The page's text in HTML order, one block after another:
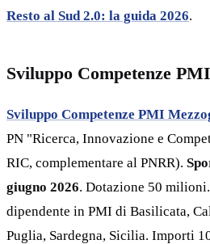
Resto al Sud 2.0: la guida 2026.
Sviluppo Competenze
Sviluppo Competenze PMI
PN "Ricerca, Innovazione e
RIC, complementare al PNRR).
giugno 2026. Dotazione 50
dipendente in PMI di Basilicata,
Puglia, Sardegna, Sicilia. Importi